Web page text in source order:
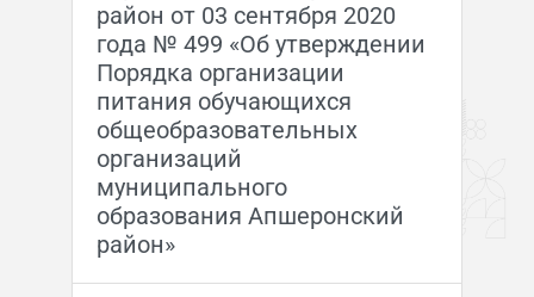
район от 03 сентября 2020
года № 499 «Об утверждении
Порядка организации
питания обучающихся
общеобразовательных
организаций
муниципального
образования Апшеронский
район»